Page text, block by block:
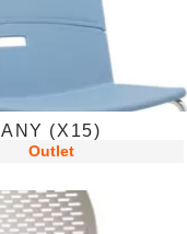
ANY (X15)
Outlet